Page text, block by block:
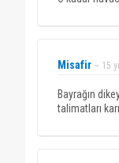
Misafir ~ 15
Bayrağın
talimatları